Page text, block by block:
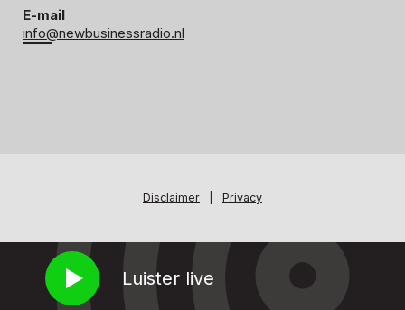
Luister live
E-mail
info@newbusinessradio.nl
Disclaimer Privacy